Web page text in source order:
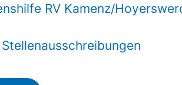
RV Kamenz/